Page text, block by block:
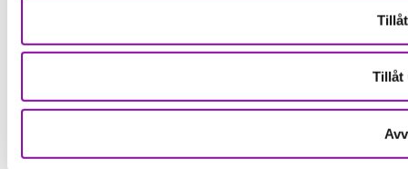
Tillåt